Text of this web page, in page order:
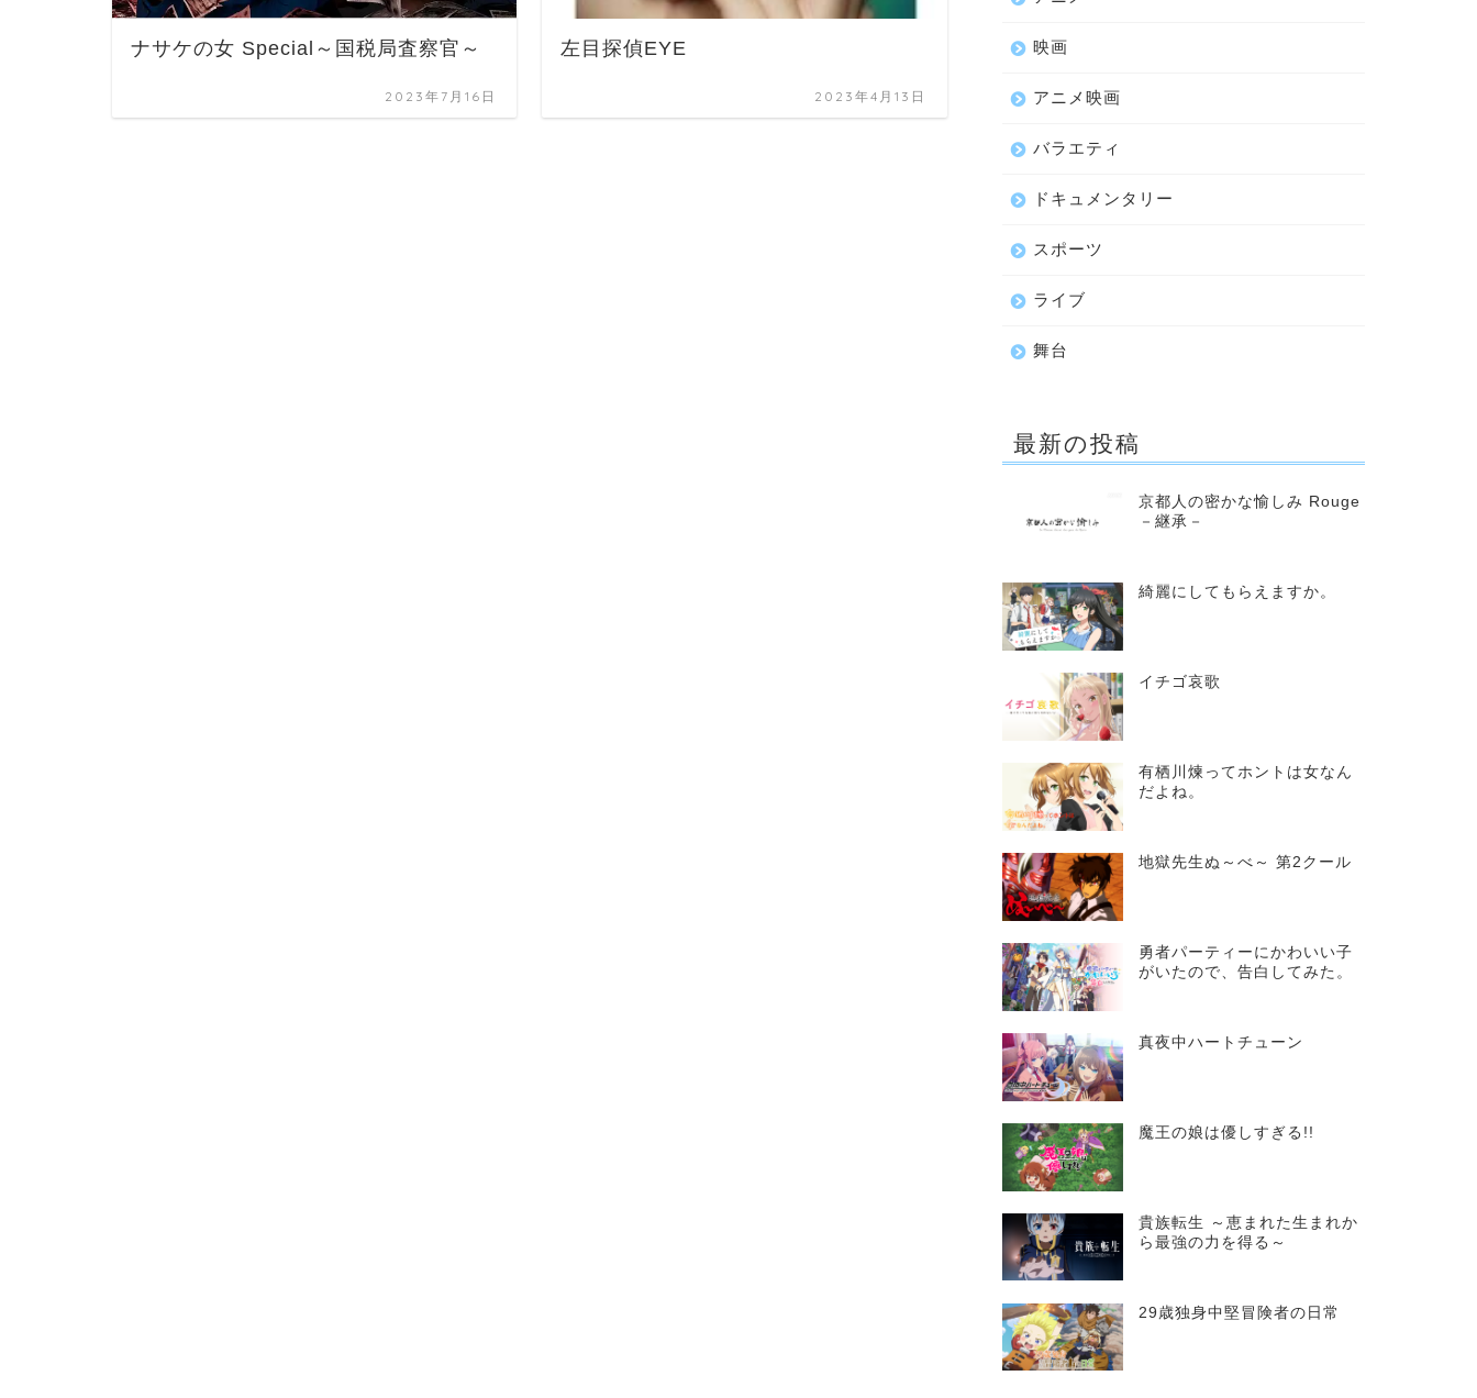
ナサケの女 Special～国税局査察官～
2023年7月16日
左目探偵EYE
2023年4月13日
映画
アニメ映画
バラエティ
ドキュメンタリー
スポーツ
ライブ
舞台
最新の投稿
京都人の密かな愉しみ Rouge
－継承－
綺麗にしてもらえますか。
イチゴ哀歌
有栖川煉ってホントは女なん
だよね。
地獄先生ぬ～べ～ 第2クール
勇者パーティーにかわいい子
がいたので、告白してみた。
真夜中ハートチューン
魔王の娘は優しすぎる!!
貴族転生 ～恵まれた生まれか
ら最強の力を得る～
29歳独身中堅冒険者の日常